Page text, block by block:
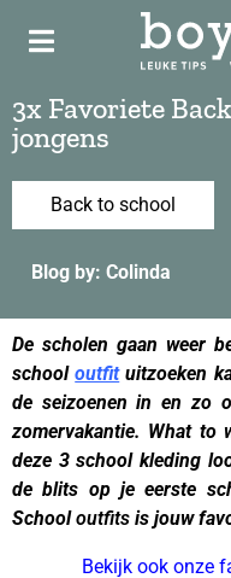
3x Favoriete
jongens
Back to school
Blog by: Colinda
De scholen gaan weer
schooloutfituitzoeken
de seizoenen in en zo
zomervakantie. What to
deze 3 school kleding
de blits op je eerste
Schooloutfits is jouw
Bekijk ook onze